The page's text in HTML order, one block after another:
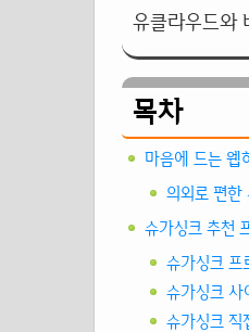
유클라우드와
목차
마음에 드는 웹
의외로 편한
슈가싱크 추천
슈가싱크 프
슈가싱크 사
슈가싱크 직